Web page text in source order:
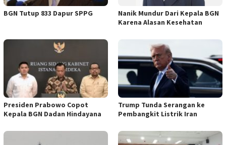
BGN Tutup 833 Dapur SPPG
Nanik Mundur Dari Kepala BGN
Karena Alasan Kesehatan
Presiden Prabowo Copot
Kepala BGN Dadan Hindayana
Trump Tunda Serangan ke
Pembangkit Listrik Iran